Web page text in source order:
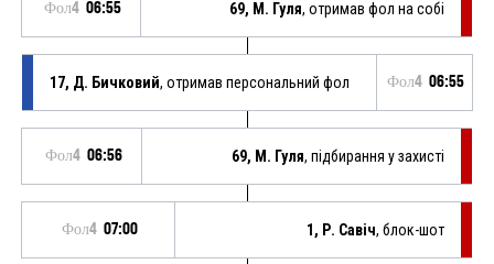
Фол4 06:55 69, М. Гуля, отримав фол на собі
17, Д. Бичковий, отримав персональний фол Фол4 06:55
Фол4 06:56 69, М. Гуля, підбирання у захисті
Фол4 07:00 1, Р. Савіч, блок-шот